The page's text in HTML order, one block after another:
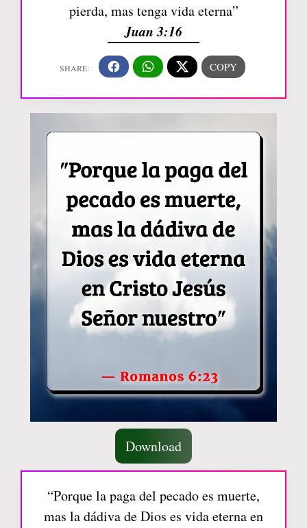
pierda, mas tenga vida eterna”
Juan 3:16
Download
“Porque la paga del pecado es muerte,
mas la dádiva de Dios es vida eterna en